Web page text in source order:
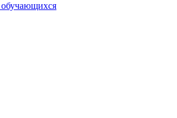
обучающихся